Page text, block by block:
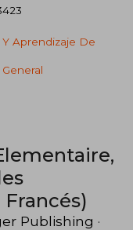
Y Aprendizaje De
Publishing ·